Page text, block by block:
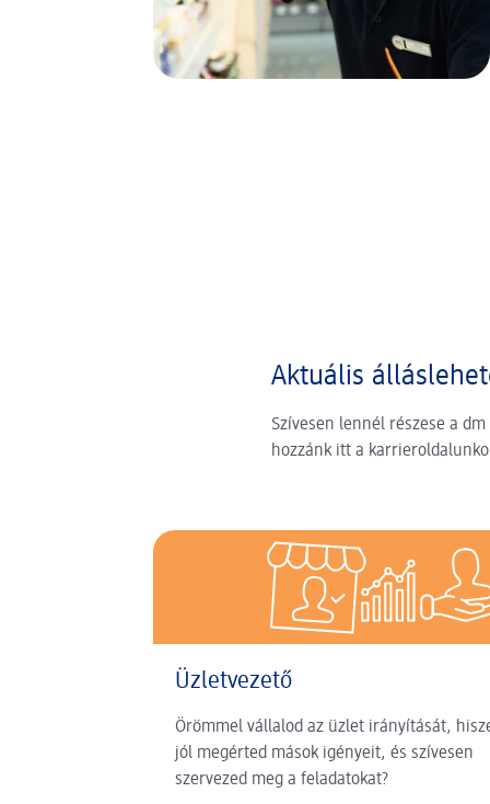
Aktuális
Szívesen lennél részese a
hozzánk itt a
Üzletvezető
Örömmel vállalod az üzlet irányítását,
jól megérted mások igényeit, és szívesen
szervezed meg a feladatokat?